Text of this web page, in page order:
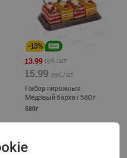
-13%
13.99 руб./шт
15.99 руб./шт
Набор пирожных
Медовый бархат 580 г
580г